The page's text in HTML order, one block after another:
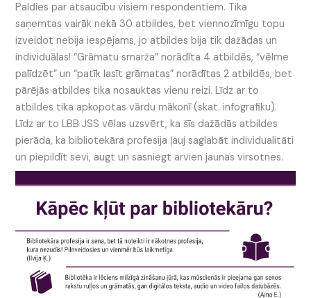
Paldies par atsaucību visiem respondentiem. Tika
saņemtas vairāk nekā 30 atbildes, bet viennozīmīgu topu
izveidot nebija iespējams, jo atbildes bija tik dažādas un
individuālas! “Grāmatu smarža” norādīta 4 atbildēs, “vēlme
palīdzēt” un “patīk lasīt grāmatas” norādītas 2 atbildēs, bet
pārējās atbildes tika nosauktas vienu reizi. Līdz ar to
atbildes tika apkopotas vārdu mākonī (skat. infografiku).
Līdz ar to LBB JSS vēlas uzsvērt, ka šīs dažādās atbildes
pierāda, ka bibliotekāra profesija ļauj saglabāt individualitāti
un piepildīt sevi, augt un sasniegt arvien jaunas virsotnes.